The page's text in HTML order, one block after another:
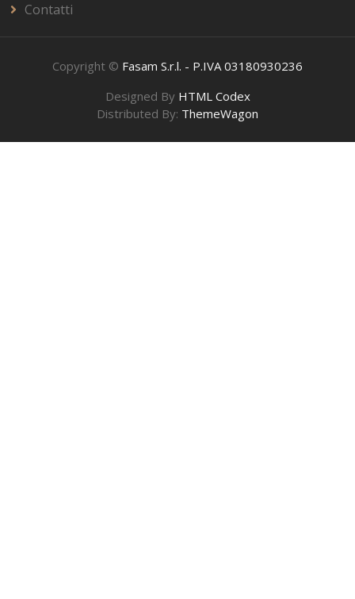
Contatti
Copyright © Fasam S.r.l. - P.IVA 03180930236
Designed By HTML Codex
Distributed By: ThemeWagon